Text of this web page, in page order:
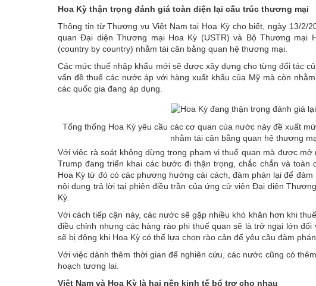
Hoa Kỳ thận trọng đánh giá toàn diện lại cấu trúc thương mại
Thông tin từThương vụ Việt Nam tại Hoa Kỳcho biết, ngày 13/2/
quan Đại diện Thương mại Hoa Kỳ (USTR) và Bộ Thương
(country by country) nhằm tái cân bằng quan hệ thương mại.
Các mức thuế nhập khẩu mới sẽ được xây dựng cho từng đối tác
vấn đề thuế các nước áp với hàng xuất khẩu của Mỹ mà còn
các quốc gia đang áp dụng.
Tổng thống Hoa Kỳ yêu cầu các cơ quan của nước này đề xuất
nhằm tái cân bằng quan hệ thương
Với việc rà soát không dừng trong phạm vi thuế quan mà được
Trump đang triển khai các bước đi thận trọng, chắc chắn và
Hoa Kỳ từ đó có các phương hướng cải cách, đàm phán lại để
nội dung trả lời tại phiên điều trần của ứng cử viên Đại diện
Kỳ.
Với cách tiếp cận này, các nước sẽ gặp nhiều khó khăn hơn khi
điều chỉnh nhưng các hàng rào phi thuế quan sẽ là trở ngại lớn
sẽ bị động khi Hoa Kỳ có thể lựa chọn rào cản để yêu cầu đàm phán.
Với việc dành thêm thời gian để nghiên cứu, các nước cũng có
hoạch tương lai.
Việt Nam và Hoa Kỳ là hai nền kinh tế bổ trợ cho nhau